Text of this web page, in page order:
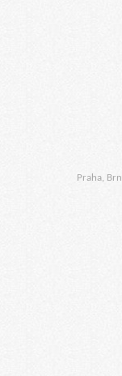
Praha,